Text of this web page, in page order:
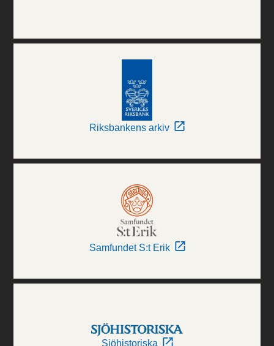
Riksbankens arkiv
Samfundet S:t Erik
Sjöhistoriska